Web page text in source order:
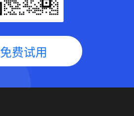
免费试用